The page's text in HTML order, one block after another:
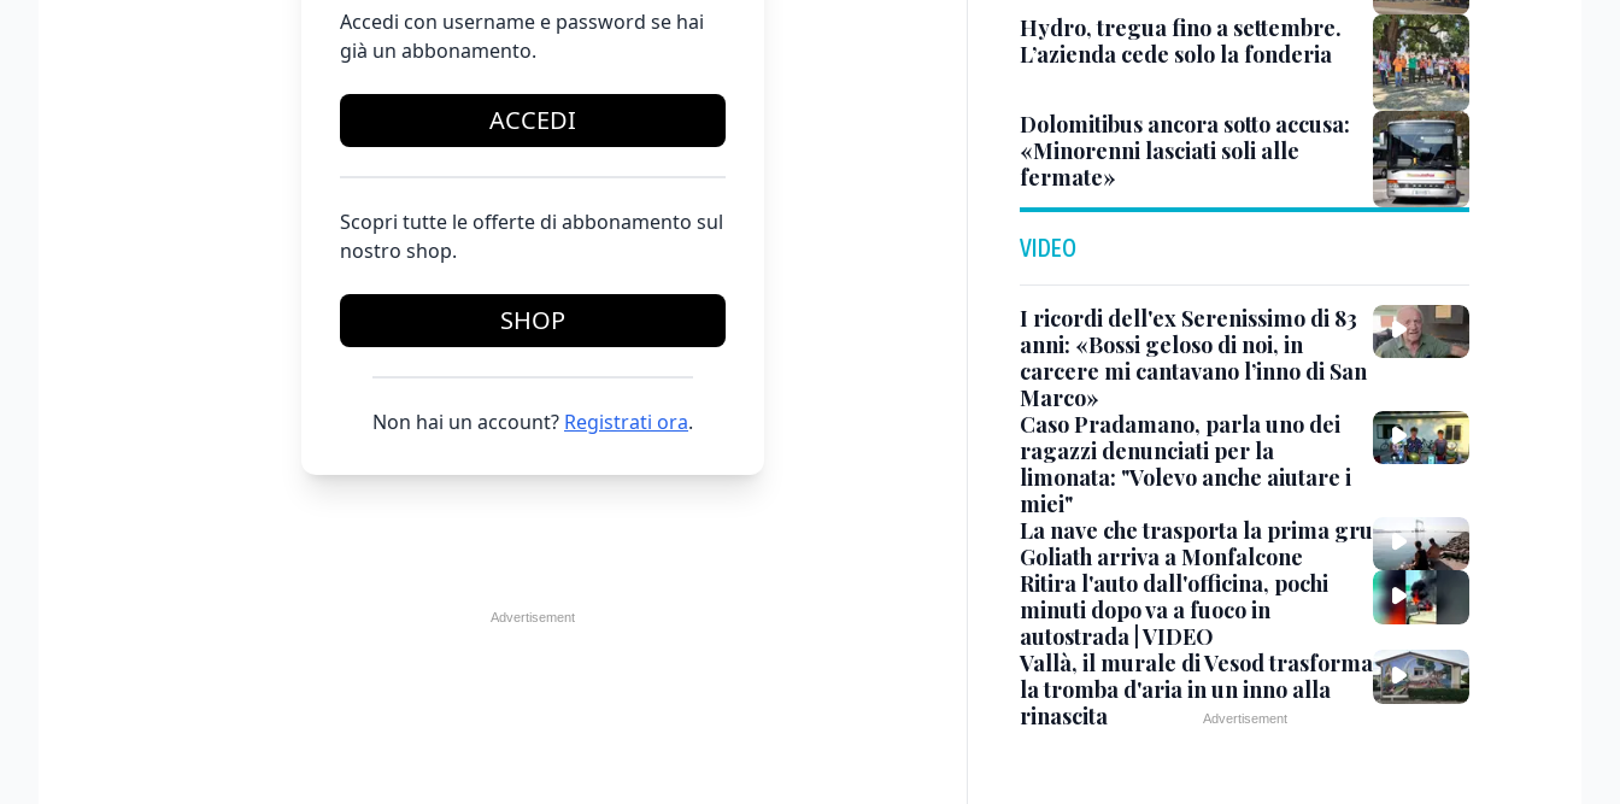
Accedi con username e password se hai
già un abbonamento.
ACCEDI
Scopri tutte le offerte di abbonamento sul
nostro shop.
SHOP
Non hai un account? Registrati ora.
Hydro, tregua fino a settembre.
L’azienda cede solo la fonderia
Dolomitibus ancora sotto accusa:
«Minorenni lasciati soli alle
fermate»
VIDEO
I ricordi dell'ex Serenissimo di 83
anni: «Bossi geloso di noi, in
carcere mi cantavano l’inno di San
Marco»
Caso Pradamano, parla uno dei
ragazzi denunciati per la
limonata: "Volevo anche aiutare i
miei"
La nave che trasporta la prima gru
Goliath arriva a Monfalcone
Ritira l'auto dall'officina, pochi
minuti dopo va a fuoco in
autostrada | VIDEO
Vallà, il murale di Vesod trasforma
la tromba d'aria in un inno alla
rinascita